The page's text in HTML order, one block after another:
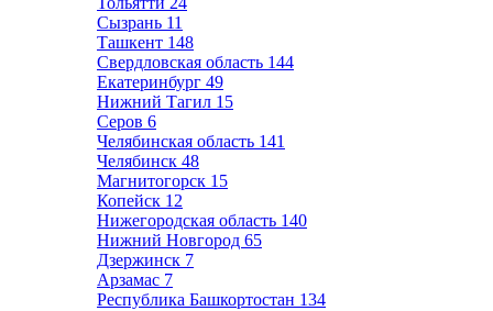
Сызрань 11
Ташкент 148
Свердловская область 144
Екатеринбург 49
Нижний Тагил 15
Серов 6
Челябинская область 141
Челябинск 48
Магнитогорск 15
Копейск 12
Нижегородская область 140
Нижний Новгород 65
Дзержинск 7
Арзамас 7
Республика Башкортостан 134